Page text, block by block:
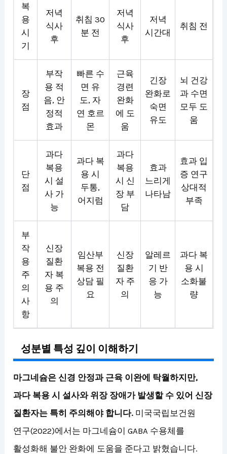
복
용
시
기
저녁
식사
후
취침 30
분 전
저녁
식사
후
저녁
시간대
취침 전
장
점
부작
용 적
음, 안
정적
효과
빠른 수
면 유
도, 자
연 호르
몬
근육
경련
완화
에 도
움
긴장
완화로
숙면
유도
뇌 건강
과 수면
모두 도
움
단
점
과다
복용
시 설
사 가
능
과다 복
용 시
두통,
어지럼
과다
복용
시 신
장 부
담
효과
느리게
나타남
효과 입
증 연구
상대적
부족
부
작
용
주
의
사
항
신장
질환
자 복
용 주
의
임산부
복용 전
상담 필
요
신장
질환
자 주
의
알레르
기 반
응 가
능
과다 복
용 시
소화불
량
성분별 특성 깊이 이해하기
마그네슘은 신경 안정과 근육 이완에 탁월하지만,
과다 복용 시 설사와 위장 장애가 발생할 수 있어 신장
질환자는 특히 주의해야 합니다. 미국국립보건원
연구(2022)에서는 마그네슘이 GABA 수용체를
활성화해 불안 완화에 도움을 준다고 밝혔습니다.